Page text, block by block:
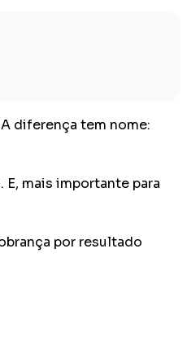
diferença tem nome:
mais importante para
por resultado